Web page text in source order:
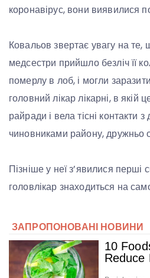
коронавірус, вони виявилися
Ковальов звертає увагу на
медсестри прийшло безліч її
померлу в лоб, і могли
головний лікар лікарні, в якій
райради і вела тісні контакти з
чиновниками району, дружньо
Пізніше у неї з’явилися перші
головлікар знаходиться на